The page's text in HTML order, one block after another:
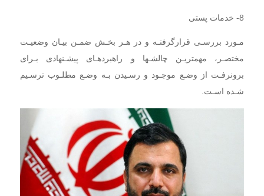
8- خدمات پستی
مـورد بررسـی قرارگرفتـه و در هـر بخـش ضمـن بیـان وضعیـت
مختصـر، مهمتریـن چالشـها و راهبردهـای پیشـنهادی بـرای
برونرفـت از وضـع موجـود و رسـیدن بـه وضـع مطلـوب ترسـیم
شـده اسـت.